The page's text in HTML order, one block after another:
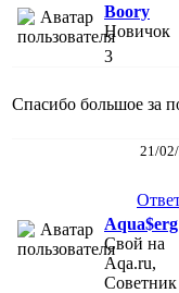
Boory
Новичок
3
Спасибо большое за
21/
Aqua$erg
Свой на
Aqa.ru,
Советник